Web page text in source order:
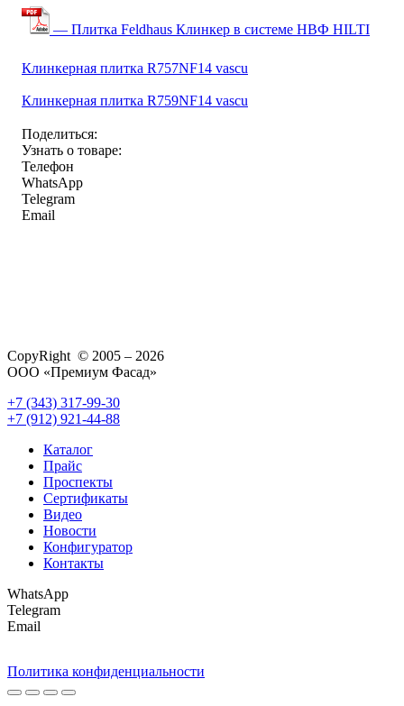
— Плитка Feldhaus Клинкер в системе НВФ HILTI
Клинкерная плитка R757NF14 vascu
Клинкерная плитка R759NF14 vascu
Поделиться:
Узнать о товаре:
Телефон
WhatsApp
Telegram
Email
CopyRight © 2005 – 2026
ООО «Премиум Фасад»
+7 (343) 317-99-30
+7 (912) 921-44-88
Каталог
Прайс
Проспекты
Сертификаты
Видео
Новости
Конфигуратор
Контакты
WhatsApp
Telegram
Email
Политика конфиденциальности